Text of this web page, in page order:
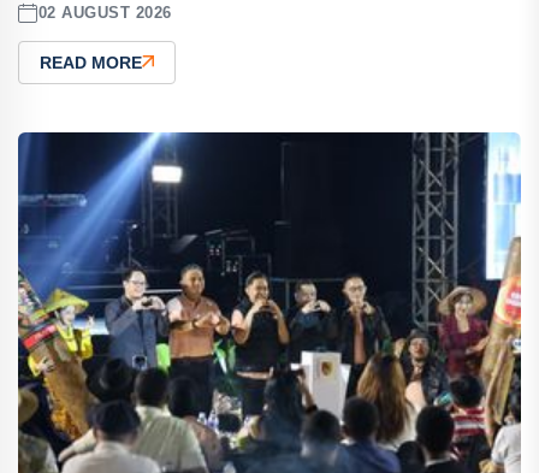
02 AUGUST 2026
READ MORE